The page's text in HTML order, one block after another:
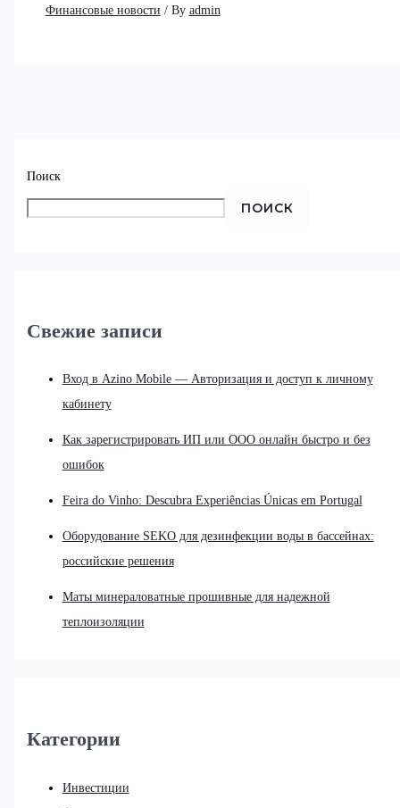
Поиск
ПОИСК
Свежие записи
Вход в Azino Mobile — Авторизация и доступ к личному
кабинету
Как зарегистрировать ИП или ООО онлайн быстро и без
ошибок
Feira do Vinho: Descubra Experiências Únicas em Portugal
Оборудование SEKO для дезинфекции воды в бассейнах:
российские решения
Маты минераловатные прошивные для надежной
теплоизоляции
Категории
Инвестиции
Финансовые новости / By admin